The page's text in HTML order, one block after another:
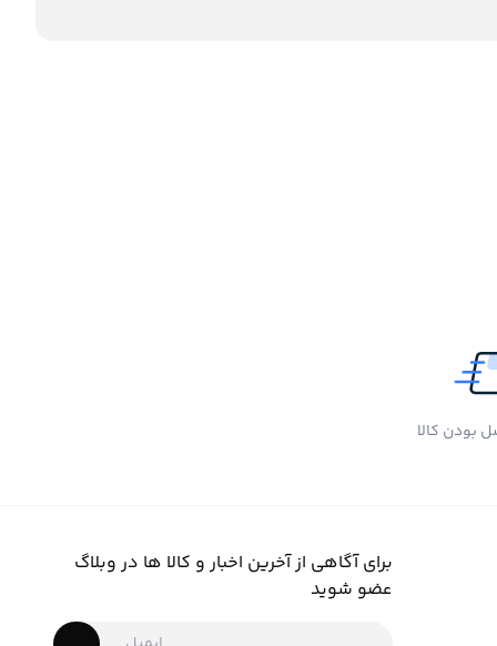
بودن کالا
برای آگاهی از آخرین اخبار و کالا ها در وبلاگ
عضو شوید